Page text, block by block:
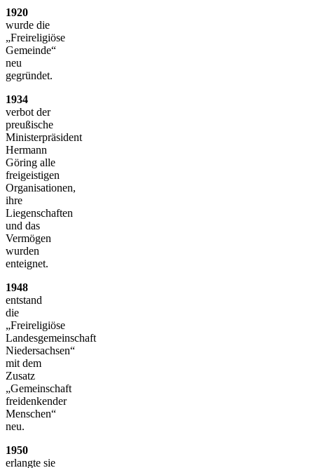
1920
wurde die
„Freireligiöse
Gemeinde“
neu
gegründet.
1934
verbot der
preußische
Ministerpräsident
Hermann
Göring alle
freigeistigen
Organisationen,
ihre
Liegenschaften
und das
Vermögen
wurden
enteignet.
1948
entstand
die
„Freireligiöse
Landesgemeinschaft
Niedersachsen“
mit dem
Zusatz
„Gemeinschaft
freidenkender
Menschen“
neu.
1950
erlangte sie